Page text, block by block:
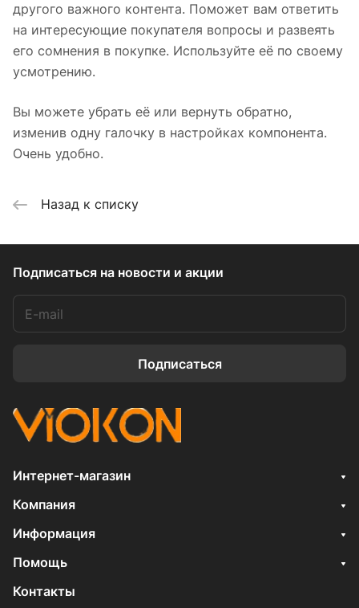
другого важного контента. Поможет вам ответить
на интересующие покупателя вопросы и развеять
его сомнения в покупке. Используйте её по своему
усмотрению.
Вы можете убрать её или вернуть обратно,
изменив одну галочку в настройках компонента.
Очень удобно.
Назад к списку
Подписаться на новости и акции
Подписаться
Интернет-магазин
Компания
Информация
Помощь
Контакты